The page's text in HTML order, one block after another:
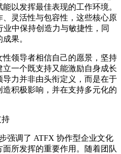
以发挥最佳表现的工作环境。
灵活性与包容性，这些核心原
中保持创造力与敏捷性，同
果。
领导者相信自己的愿景，坚持
一个既支持又能激励自身成长
力并非由头衔定义，而是在于
积极影响，并在支持多元化的
持
强调了 ATFX 协作型企业文化
所发挥的重要作用。随着团队